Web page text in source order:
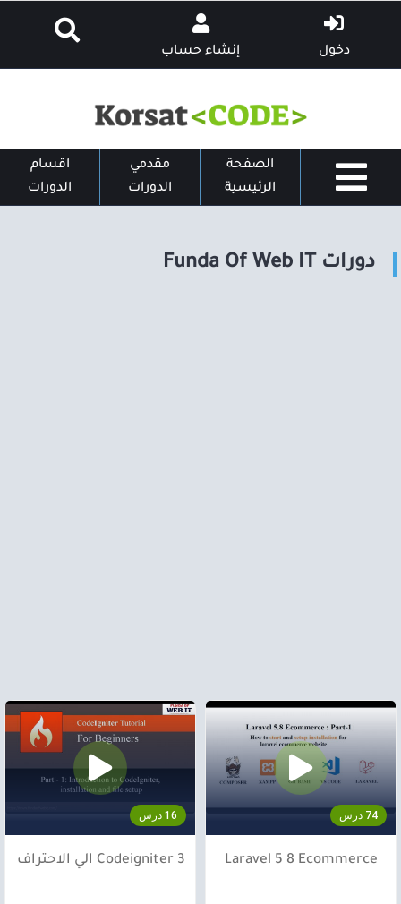
دخول إنشاء حساب
الصفحة
الرئيسية
مقدمي
الدورات
اقسام
الدورات
دورات Funda Of Web IT
74 درس
Laravel 5 8 Ecommerce
16 درس
Codeigniter 3 الي الاحتراف